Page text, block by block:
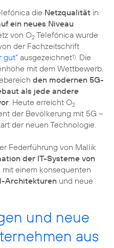
die Netzqualität in
ein neues Niveau
von O2 Telefónica wurde
der Fachzeitschrift
gut“ ausgezeichnet1). Die
mit dem Wettbewerb.
den modernen 5G-
als jede andere
. Heute erreicht O2
der Bevölkerung mit 5G –
der neuen Technologie.
Federführung von Mallik
der IT-Systeme von
mit einem konsequenten
Architekturen und neue
und neue
aus